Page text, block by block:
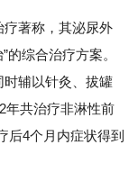
著称，其泌尿外
综合治疗方案。
辅以针灸、拔罐
年共治疗非淋性前
后4个月内症状得到